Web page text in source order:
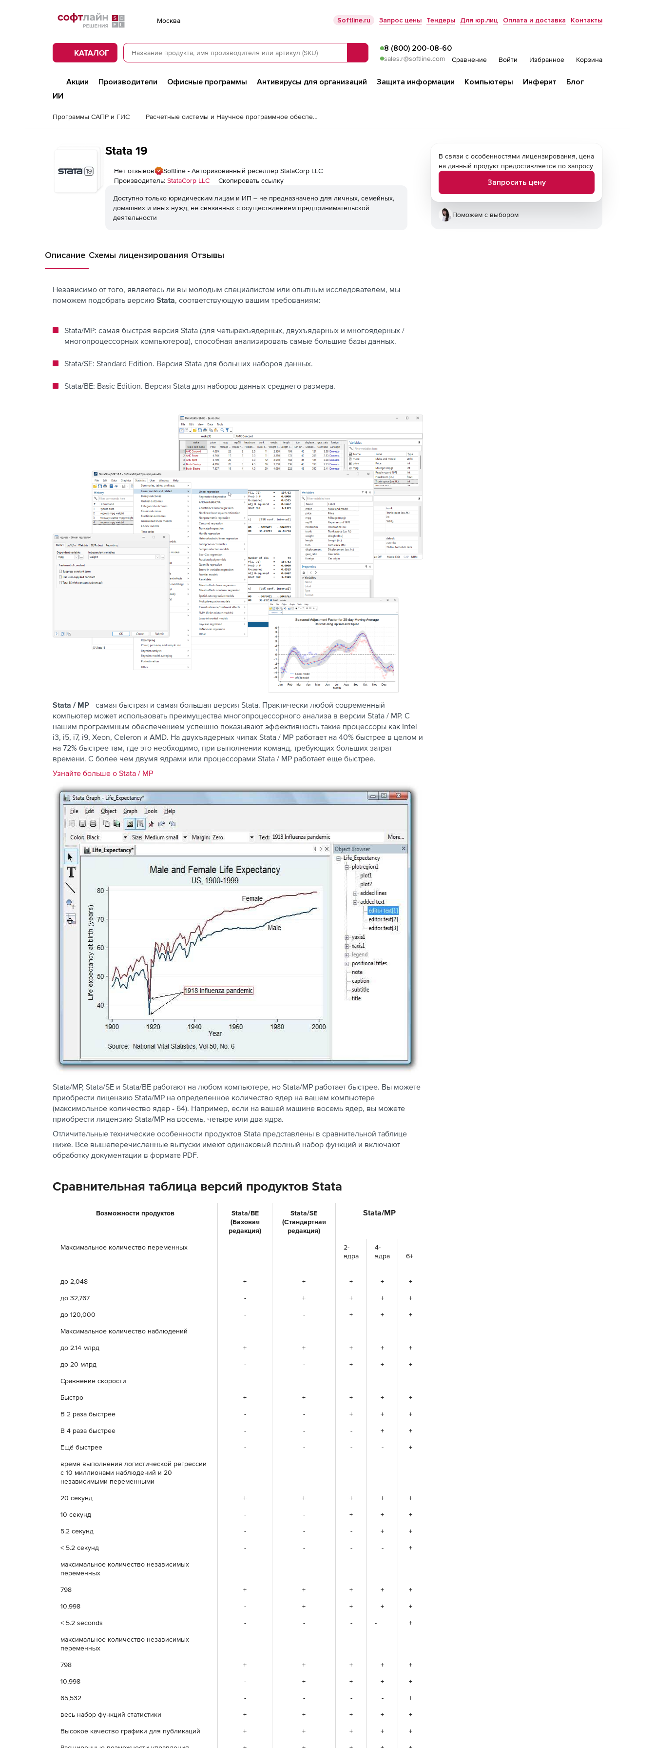
Softline
Москва Softline.ru Запрос цены Тендеры Для юр.лиц Оплата и доставка Контакты
КАТАЛОГ 8 (800) 200-08-60
sales.r@softline.com Сравнение Войти Избранное Корзина
Акции Производители Офисные программы Антивирусы для организаций Защита информации Компьютеры Инферит
Блог
ИИ
Программы САПР и ГИС Расчетные системы и Научное программное обеспечение
Stata 19
Нет отзывов
Softline - Авторизованный реселлер StataCorp LLC
Производитель: StataCorp LLC Скопировать ссылку
Доступно только юридическим лицам и ИП – не предназначено для личных, семейных,
домашних и иных нужд, не связанных с осуществлением предпринимательской
деятельности
В связи с особенностями лицензирования, цена
на данный продукт предоставляется по запросу
Запросить цену
Поможем с выбором
Описание Схемы лицензирования Отзывы
Независимо от того, являетесь ли вы молодым специалистом или опытным исследователем, мы
поможем подобрать версию Stata, соответствующую вашим требованиям:
Stata/MP: самая быстрая версия Stata (для четырехъядерных, двухъядерных и многоядерных /
многопроцессорных компьютеров), способная анализировать самые большие базы данных.
Stata/SE: Standard Edition. Версия Stata для больших наборов данных.
Stata/BE: Basic Edition. Версия Stata для наборов данных среднего размера.
Stata / MP - самая быстрая и самая большая версия Stata. Практически любой современный
компьютер может использовать преимущества многопроцессорного анализа в версии Stata / MP. С
нашим программным обеспечением успешно показывают эффективность такие процессоры как Intel
i3, i5, i7, i9, Xeon, Celeron и AMD. На двухъядерных чипах Stata / MP работает на 40% быстрее в целом и
на 72% быстрее там, где это необходимо, при выполнении команд, требующих больших затрат
времени. С более чем двумя ядрами или процессорами Stata / MP работает еще быстрее.
Узнайте больше о Stata / MP
Stata/MP, Stata/SE и Stata/BE работают на любом компьютере, но Stata/MP работает быстрее. Вы можете
приобрести лицензию Stata/MP на определенное количество ядер на вашем компьютере
(максимольное количество ядер - 64). Например, если на вашей машине восемь ядер, вы можете
приобрести лицензию Stata/MP на восемь, четыре или два ядра.
Отличительные технические особенности продуктов Stata представлены в сравнительной таблице
ниже. Все вышеперечисленные выпуски имеют одинаковый полный набор функций и включают
обработку документации в формате PDF.
Сравнительная таблица версий продуктов Stata
Возможности продуктов
Stata/BE
(Базовая
редакция)
Stata/SE
(Стандартная
редакция)
Stata/MP
Максимальное количество переменных
2-
ядра
4-
ядра
6+
до 2,048 + + + + +
до 32,767 - + + + +
до 120,000 - - + + +
Максимальное количество наблюдений
до 2.14 млрд + + + + +
до 20 млрд - - + + +
Сравнение скорости
Быстро + + + + +
В 2 раза быстрее - - + + +
В 4 раза быстрее - - - + +
Ещё быстрее - - - - +
время выполнения логистической регрессии
с 10 миллионами наблюдений и 20
независимыми переменными
20 секунд + + + + +
10 секунд - - + + +
5.2 секунд - - - + +
< 5.2 секунд - - - - +
максимальное количество независимых
переменных
798 + + + + +
10,998 - + + + +
< 5.2 seconds - - - - +
максимальное количество независимых
переменных
798 + + + + +
10,998 - + + + +
65,532 - - - - +
весь набор функций статистики + + + + +
Высокое качество графики для публикаций + + + + +